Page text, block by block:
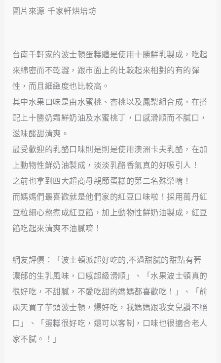
圖片來源 千家軒烘培坊
台南千軒家的波士頓蛋糕體是使用十勝鮮乳製成，吃起
來綿密而不乾澀，跟市面上的比較起來相對的有的彈
性，而且細緻度也比較高。
其中水果口味是由水蜜桃、杏桃以及鳳梨組合成，在搭
配上十勝奶霜鮮奶油及水蜜桃丁，口感滑順而不膩口，
滋味酸甜清爽。
最受歡迎的乳酪口味則是則是使用澳洲卡夫乳酪，在加
上動物性鮮奶油製成，淡淡乳酪香氣真的好吸引人！
之前也拿到四大超商母親節蛋糕的第二名殊榮唷！
而媽媽們最喜歡就是他們家的紅豆口味啦！採用萬丹紅
豆粒細心熬煮成紅豆餡，加上動物性鮮奶油製成，紅豆
餡吃起來清爽不油膩唷！
網友評價：「波士頓派超好吃的,不過甜膩的甜點有著
濃郁的生乳風味，口感超級滑順」、「水果波士頓真的
很好吃，不甜膩，不愛吃甜的媽媽都喜歡吃！」、「前
兩天買了芋頭波士頓，爆好吃，我媽媽跟我女兒讚不絕
口」、「蛋糕很好吃，還可以客制，口味也很適合老人
家不膩。！」